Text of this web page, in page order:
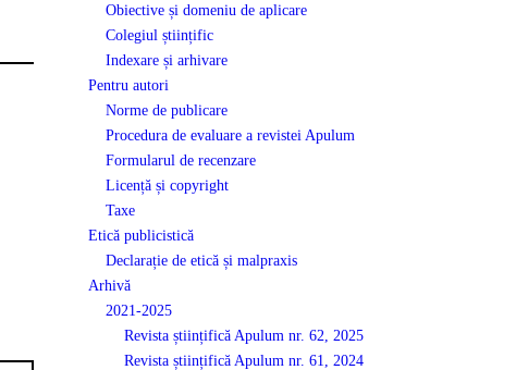
Obiective și domeniu de aplicare
Colegiul științific
Indexare și arhivare
Pentru autori
Norme de publicare
Procedura de evaluare a revistei Apulum
Formularul de recenzare
Licență și copyright
Taxe
Etică publicistică
Declarație de etică și malpraxis
Arhivă
2021-2025
Revista științifică Apulum nr. 62, 2025
Revista științifică Apulum nr. 61, 2024